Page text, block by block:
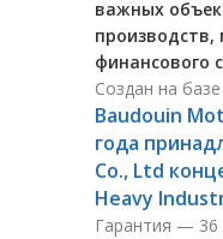
важных
финансового
Создан на
Baudouin
года
Co., Ltd
Heavy
Гарантия — 36